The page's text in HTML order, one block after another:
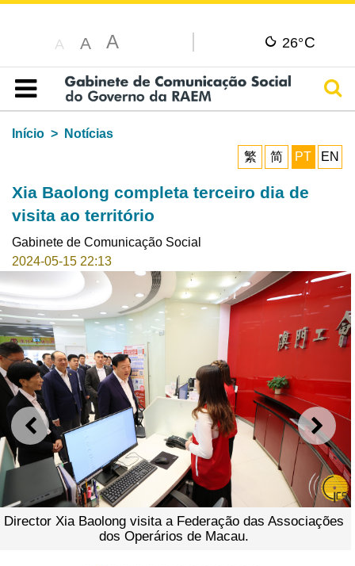
A A A 26°C
Índice
Início
Notícias
繁
简 PT EN
Xia Baolong completa terceiro dia de
visita ao território
Gabinete de Comunicação Social
2024-05-15 22:13
ANTERIOR
Director Xia Baolong visita a Federação das Associações
dos Operários de Macau.